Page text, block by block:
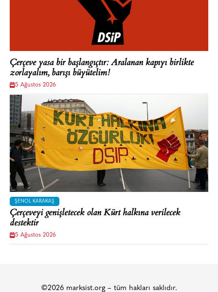
Çerçeve yasa bir başlangıçtır: Aralanan kapıyı birlikte
zorlayalım, barışı büyütelim!
5 Ağustos 2026
ŞENOL KARAKAŞ
Çerçeveyi genişletecek olan Kürt halkına verilecek
destektir
5 Ağustos 2026
©2026 marksist.org – tüm hakları saklıdır.